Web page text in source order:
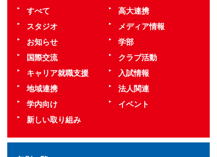
すべて
高大連携
スタジオ
メディア情報
お知らせ
学部
国際交流
クラブ活動
キャリア就職支援
入試情報
地域連携
法人関連
学内向け
イベント
新しい取り組み